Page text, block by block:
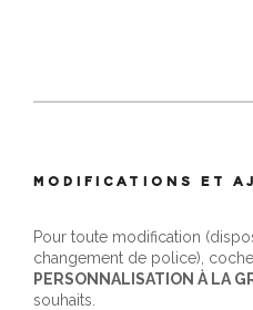
MODIFICATIONS ET
Pour toute modification
changement de police),
PERSONNALISATION À LA
souhaits.